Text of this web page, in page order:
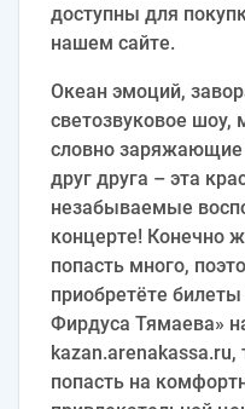
доступны для
нашем сайте.
Океан эмоций,
светозвуковое шоу,
словно заряжающие
друг друга – эта
незабываемые
концерте! Конечно
попасть много,
приобретёте
Фирдуса Тямаева»
попасть на